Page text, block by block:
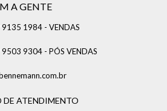
A GENTE
1984 - VENDAS
9304 - PÓS VENDAS
DE ATENDIMENTO